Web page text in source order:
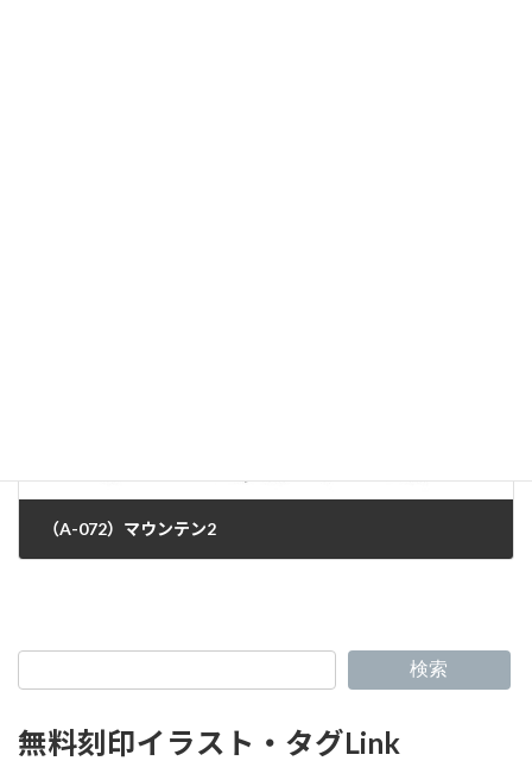
（A-072）マウンテン2
検索
無料刻印イラスト・タグLink